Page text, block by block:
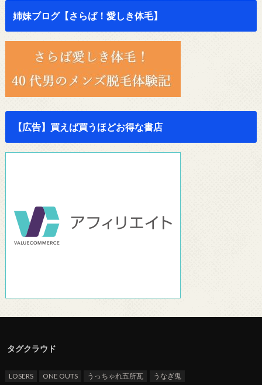
姉妹ブログ【さらば！愛しき体毛】
【広告】買えば買うほどお得な書店
タグクラウド
LOSERS ONE OUTS うっちゃれ五所瓦
うなぎ鬼